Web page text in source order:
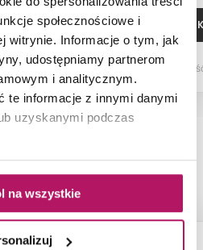
społecznościowe i
witrynie. Informacje o tym, jak
udostępniamy partnerom
i analitycznym.
te informacje z innymi danymi
uzyskanymi podczas
na wszystkie
DODAJ DO